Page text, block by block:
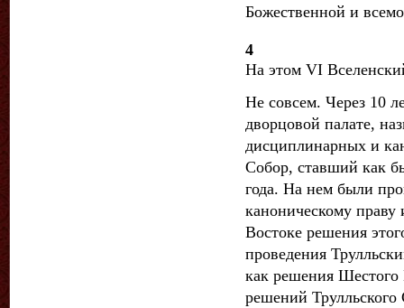
Божественной и
4
На этом VI
Не совсем. Через 10
дворцовой палате,
дисциплинарных и
Собор, ставший как
года. На нем были
каноническому
Востоке решения
проведения
как решения Шестого
решений